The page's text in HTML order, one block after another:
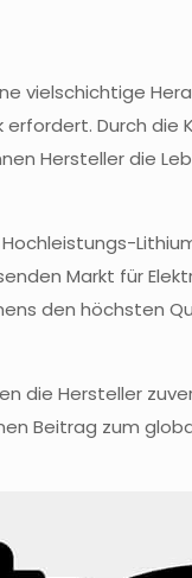
vielschichtige
Durch
Hersteller die
Hochleistungs-
Markt für
den höchsten
die Hersteller
Beitrag zum